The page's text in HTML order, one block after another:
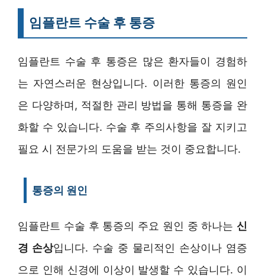
임플란트 수술 후 통증
임플란트 수술 후 통증은 많은 환자들이 경험하
는 자연스러운 현상입니다. 이러한 통증의 원인
은 다양하며, 적절한 관리 방법을 통해 통증을 완
화할 수 있습니다. 수술 후 주의사항을 잘 지키고
필요 시 전문가의 도움을 받는 것이 중요합니다.
통증의 원인
임플란트 수술 후 통증의 주요 원인 중 하나는 신
경 손상입니다. 수술 중 물리적인 손상이나 염증
으로 인해 신경에 이상이 발생할 수 있습니다. 이